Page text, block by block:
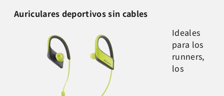
Auriculares deportivos sin cables
Ideales
para los
runners,
los